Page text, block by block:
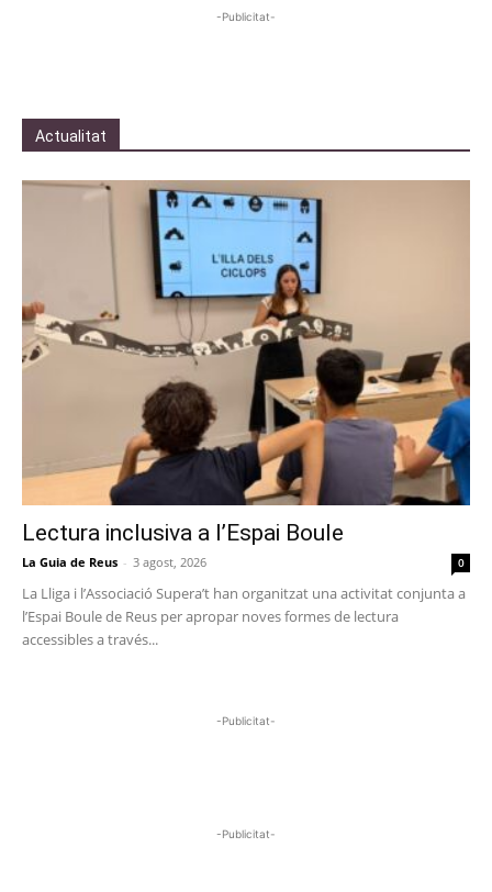
-Publicitat-
Actualitat
Lectura inclusiva a l’Espai Boule
La Guia de Reus - 3 agost, 2026 0
La Lliga i l’Associació Supera’t han organitzat una activitat conjunta a
l’Espai Boule de Reus per apropar noves formes de lectura
accessibles a través...
-Publicitat-
-Publicitat-